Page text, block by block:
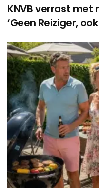
KNVB verrast met
‘Geen Reiziger,